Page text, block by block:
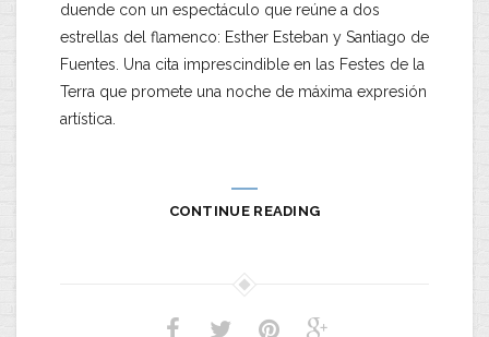
duende con un espectáculo que reúne a dos
estrellas del flamenco: Esther Esteban y Santiago de
Fuentes. Una cita imprescindible en las Festes de la
Terra que promete una noche de máxima expresión
artística.
CONTINUE READING